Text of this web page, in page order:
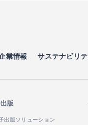
業情報 サステナビリ
版
出版ソリューション